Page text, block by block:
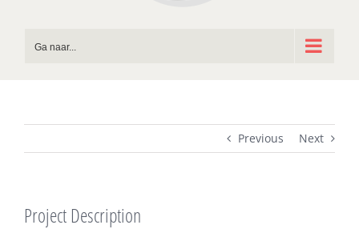
Ga naar...
Previous Next
Project Description